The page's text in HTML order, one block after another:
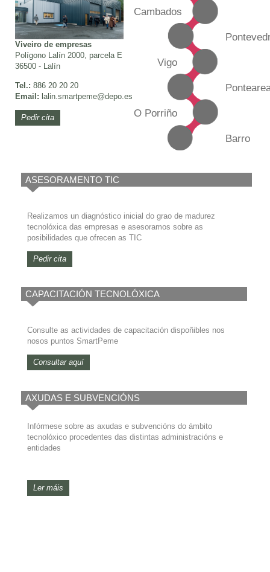
Viveiro de empresas
Polígono Lalín 2000, parcela E
36500 - Lalín
Tel.: 886 20 20 20
Email: lalin.smartpeme@depo.es
Pedir cita
Cambados
Vigo
O Porriño
Barro
ASESORAMENTO TIC
Realizamos un diagnóstico inicial do grao de madurez
tecnolóxica das empresas e asesoramos sobre as
posibilidades que ofrecen as TIC
Pedir cita
CAPACITACIÓN TECNOLÓXICA
Consulte as actividades de capacitación dispoñibles nos
nosos puntos SmartPeme
Consultar aquí
AXUDAS E SUBVENCIÓNS
Infórmese sobre as axudas e subvencións do ámbito
tecnolóxico procedentes das distintas administracións e
entidades
Ler máis